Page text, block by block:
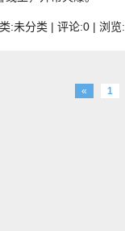
:未分类 | 评论:0 | 浏览:
« 1